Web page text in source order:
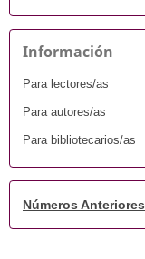
Información
Para lectores/as
Para autores/as
Para bibliotecarios/as
Números Anteriores